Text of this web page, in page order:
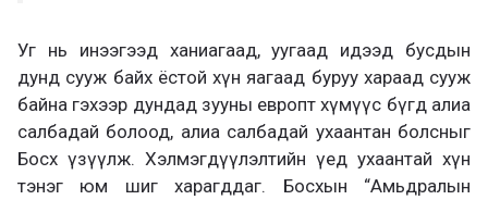
Уг нь инээгээд ханиагаад, уугаад идээд бусдын
дунд сууж байх ёстой хүн яагаад буруу хараад сууж
байна гэхээр дундад зууны европт хүмүүс бүгд алиа
салбадай болоод, алиа салбадай ухаантан болсныг
Босх үзүүлж. Хэлмэгдүүлэлтийн үед ухаантай хүн
тэнэг юм шиг харагддаг. Босхын “Амьдралын